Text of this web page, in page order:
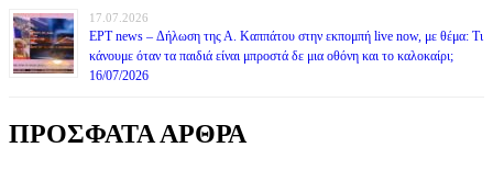
17.07.2026
ΕΡΤ news – Δήλωση της Α. Καππάτου στην εκπομπή live now, με θέμα: Τι
κάνουμε όταν τα παιδιά είναι μπροστά δε μια οθόνη και το καλοκαίρι;
16/07/2026
ΠΡΟΣΦΑΤΑ ΑΡΘΡΑ